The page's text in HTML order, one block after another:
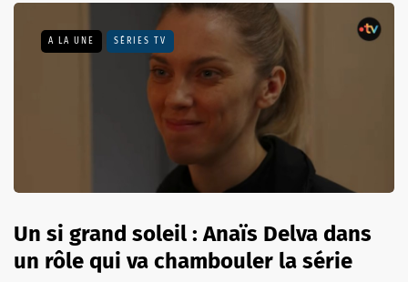
A LA UNE SÉRIES TV
Un si grand soleil : Anaïs Delva dans
un rôle qui va chambouler la série